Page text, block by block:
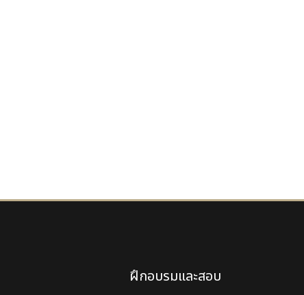
ฝึกอบรมและสอบ